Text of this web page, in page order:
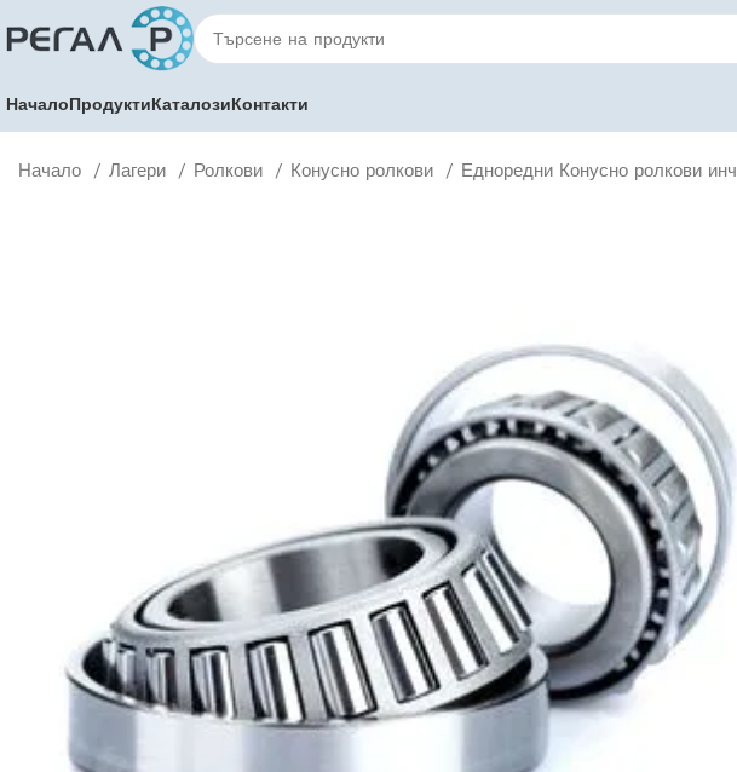
НачалоПродуктиКаталозиКонтакти
Начало Лагери Ролкови Конусно ролкови Едноредни Конусно ролкови